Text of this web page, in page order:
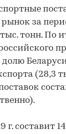
за
тонн. По
(28,3
составит